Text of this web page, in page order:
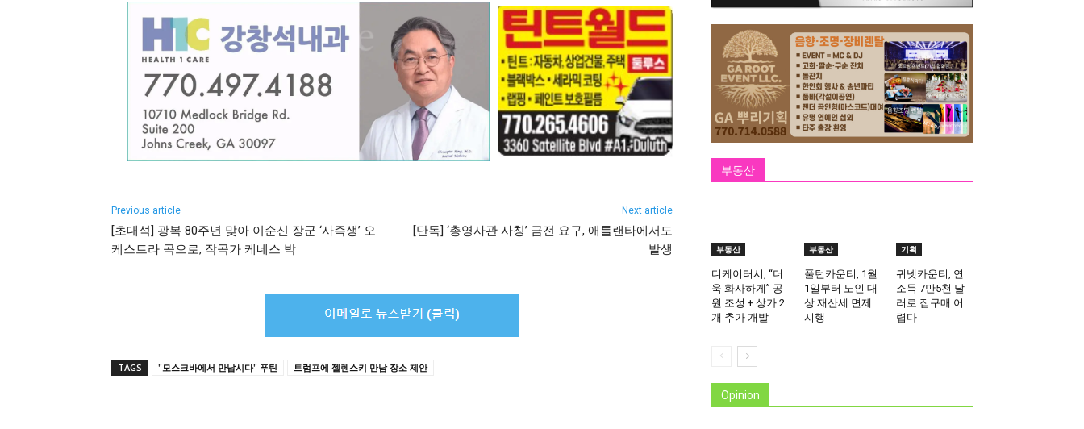
Previous article
[초대석] 광복 80주년 맞아 이순신 장군 ‘사즉생’ 오
케스트라 곡으로, 작곡가 케네스 박
Next article
[단독] ‘총영사관 사칭’ 금전 요구, 애틀랜타에서도
발생
TAGS "모스크바에서 만납시다" 푸틴 트럼프에 젤렌스키 만남 장소 제안
부동산
부동산
디케이터시, “더
욱 화사하게” 공
원 조성 + 상가 2
개 추가 개발
부동산
풀턴카운티, 1월
1일부터 노인 대
상 재산세 면제
시행
기획
귀넷카운티, 연
소득 7만5천 달
러로 집구매 어
렵다
Opinion